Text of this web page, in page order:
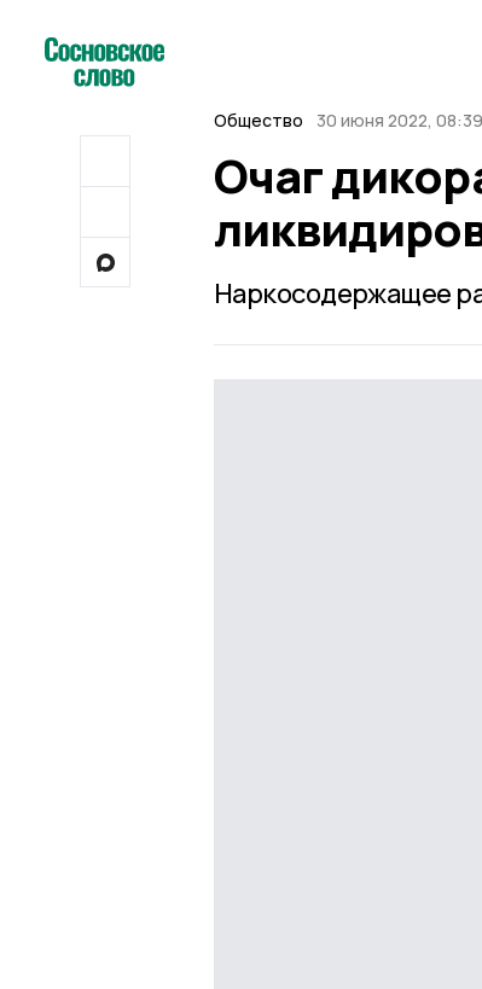
Общество 30 июня 2022, 08:39
Очаг
Наркосодержащее